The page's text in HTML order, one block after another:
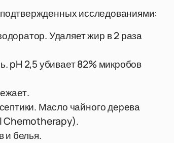
исследованиями:
Удаляет жир в 2 раза
pH 2,5 убивает 82% микробов
Масло чайного дерева
Chemotherapy).
и белья.